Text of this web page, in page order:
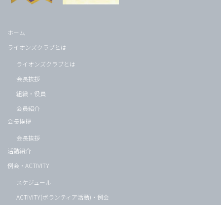
ホーム
ライオンズクラブとは
ライオンズクラブとは
会長挨拶
組織・役員
会員紹介
会長挨拶
会長挨拶
活動紹介
例会・ACTIVITY
スケジュール
ACTIVITY(ボランティア活動)・例会